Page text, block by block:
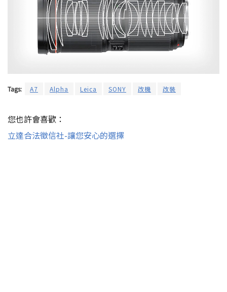
Tags: A7 Alpha Leica SONY 改機 改裝
您也許會喜歡：
立達合法徵信社-讓您安心的選擇